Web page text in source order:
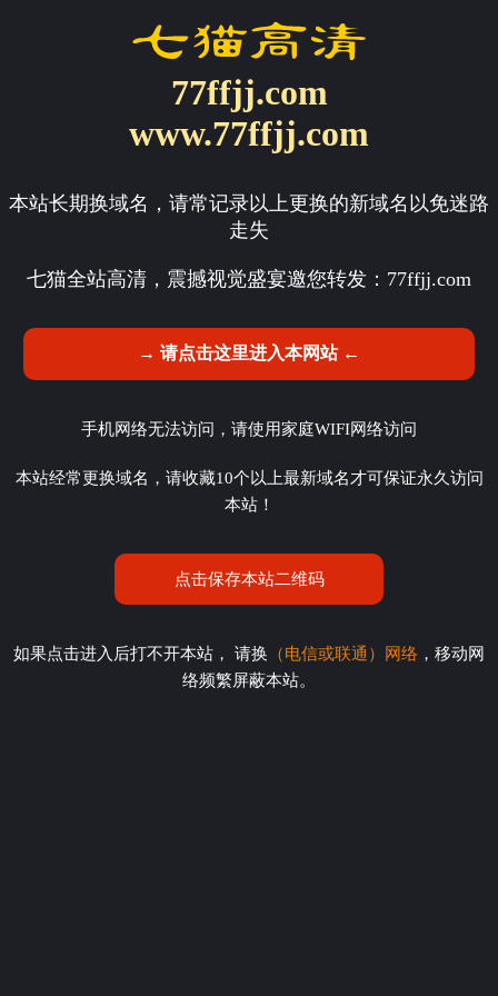
77ffjj.com
www.77ffjj.com
本站长期换域名，请常记录以上更换的新域名以免迷路
走失
七猫全站高清，震撼视觉盛宴邀您转发： 77ffjj.com
→ 请点击这里进入本网站 ←
手机网络无法访问，请使用家庭WIFI网络访问
本站经常更换域名，请收藏10个以上最新域名才可保证永久访问
本站！
点击保存本站二维码
如果点击进入后打不开本站， 请换 （电信或联通）网络 ，移动网
络频繁屏蔽本站。